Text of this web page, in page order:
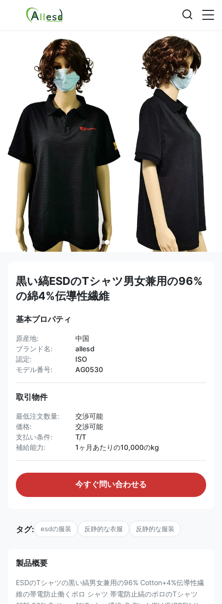
黒い縞ESDのTシャツ男女兼用の96%
の綿4%伝導性繊維
基本プロパティ
原産地:
中国
ブランド名:
allesd
認定:
ISO
モデル番号:
AG0530
取引物件
最低注文数量:
交渉可能
価格:
交渉可能
支払い条件:
T/T
補給能力:
1ヶ月あたりの10,000のkg
今すぐ問い合わせる
タグ: esdの服装 反静的な衣服 反静的な服装
製品概要
ESDのTシャツの黒い縞男女兼用の96% Cotton+4%伝導性繊
維の帯電防止働くポロ シャツ 帯電防止縞のポロのTシャツ